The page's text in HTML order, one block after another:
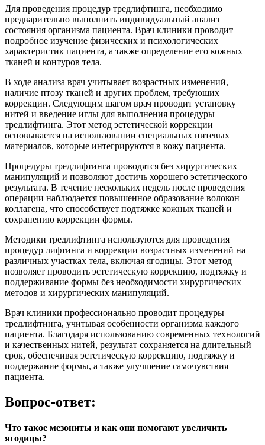
Для проведения процедур тредлифтинга, необходимо
предварительно выполнить индивидуальный анализ
состояния организма пациента. Врач клиники проводит
подробное изучение физических и психологических
характеристик пациента, а также определение его кожных
тканей и контуров тела.
В ходе анализа врач учитывает возрастных изменений,
наличие птозу тканей и других проблем, требующих
коррекции. Следующим шагом врач проводит установку
нитей и введение иглы для выполнения процедуры
тредлифтинга. Этот метод эстетической коррекции
основывается на использовании специальных нитевых
материалов, которые интегрируются в кожу пациента.
Процедуры тредлифтинга проводятся без хирургических
манипуляций и позволяют достичь хорошего эстетического
результата. В течение нескольких недель после проведения
операции наблюдается повышенное образование волокон
коллагена, что способствует подтяжке кожных тканей и
сохранению коррекции формы.
Методики тредлифтинга используются для проведения
процедур лифтинга и коррекции возрастных изменений на
различных участках тела, включая ягодицы. Этот метод
позволяет проводить эстетическую коррекцию, подтяжку и
поддерживание формы без необходимости хирургических
методов и хирургических манипуляций.
Врач клиники профессионально проводит процедуры
тредлифтинга, учитывая особенности организма каждого
пациента. Благодаря использованию современных технологий
и качественных нитей, результат сохраняется на длительный
срок, обеспечивая эстетическую коррекцию, подтяжку и
поддержание формы, а также улучшение самочувствия
пациента.
Вопрос-ответ:
Что такое мезониты и как они помогают увеличить
ягодицы?